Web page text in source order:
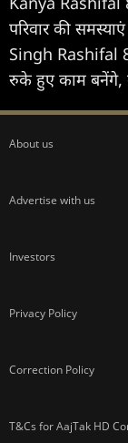
परिवार की
Singh Rashifal
रुके हुए काम बनेंगे,
About us
Advertise with us
Investors
Privacy Policy
Correction Policy
T&Cs for AajTak HD